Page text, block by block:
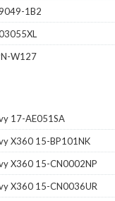
1B2
W127
17-AE051SA
X360 15-BP101NK
X360 15-CN0002NP
X360 15-CN0036UR